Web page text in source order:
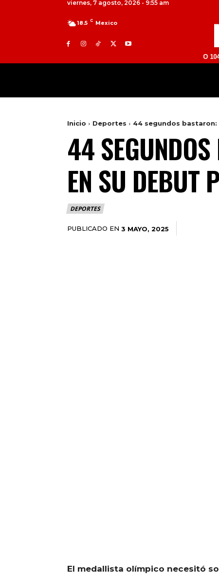
viernes, 7 agosto, 2026 - 9:55 am
18.5 C Mexico
TOLUCA 98.9 FM | ATLACOMULCO 104.7 FM
Inicio Deportes 44 segundos bastaron:
44
EN SU DEBUT
DEPORTES
PUBLICADO EN 3 MAYO, 2025
El medallista olímpico necesitó